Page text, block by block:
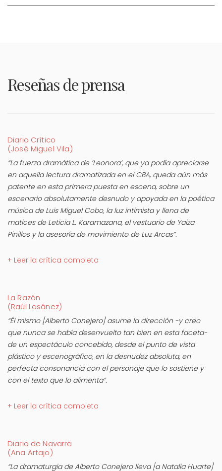
Reseñas de prensa
Diario Crítico
(José Miguel Vila)
“La fuerza dramática de ‘Leonora’, que ya podía apreciarse
en aquella lectura dramatizada en el CBA, queda aún más
patente en esta primera puesta en escena, sobre un
escenario absolutamente desnudo y apoyada en la poética
música de Luis Miguel Cobo, la luz intimista y llena de
matices de Leticia L. Karamazana, el vestuario de Yaiza
Pinillos y la asesoría de movimiento de Luz Arcas”.
+ Leer la crítica completa
La Razón
(Raúl Losánez)
“Él mismo [Alberto Conejero] asume la dirección -y creo
que nunca se había desenvuelto tan bien en esta faceta-
de un espectáculo concebido, desde el punto de vista
plástico y escenográfico, en la desnudez absoluta, en
perfecta consonancia con el personaje que lo sostiene y
con el texto que lo alimenta”.
+ Leer la crítica completa
Diario de Navarra
(Ana Artajo)
“La dramaturgia de Alberto Conejero lleva [a Natalia Huarte]